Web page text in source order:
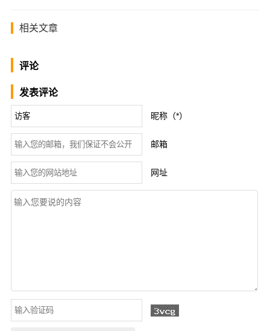
相关文章
评论
发表评论
昵称（*）
邮箱
网址